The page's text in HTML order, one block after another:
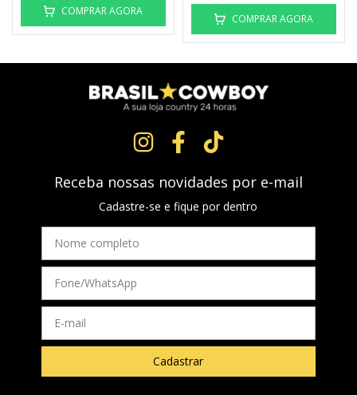
COMPRAR AGORA
COMPRAR AGORA
Receba nossas novidades por e-mail
Cadastre-se e fique por dentro